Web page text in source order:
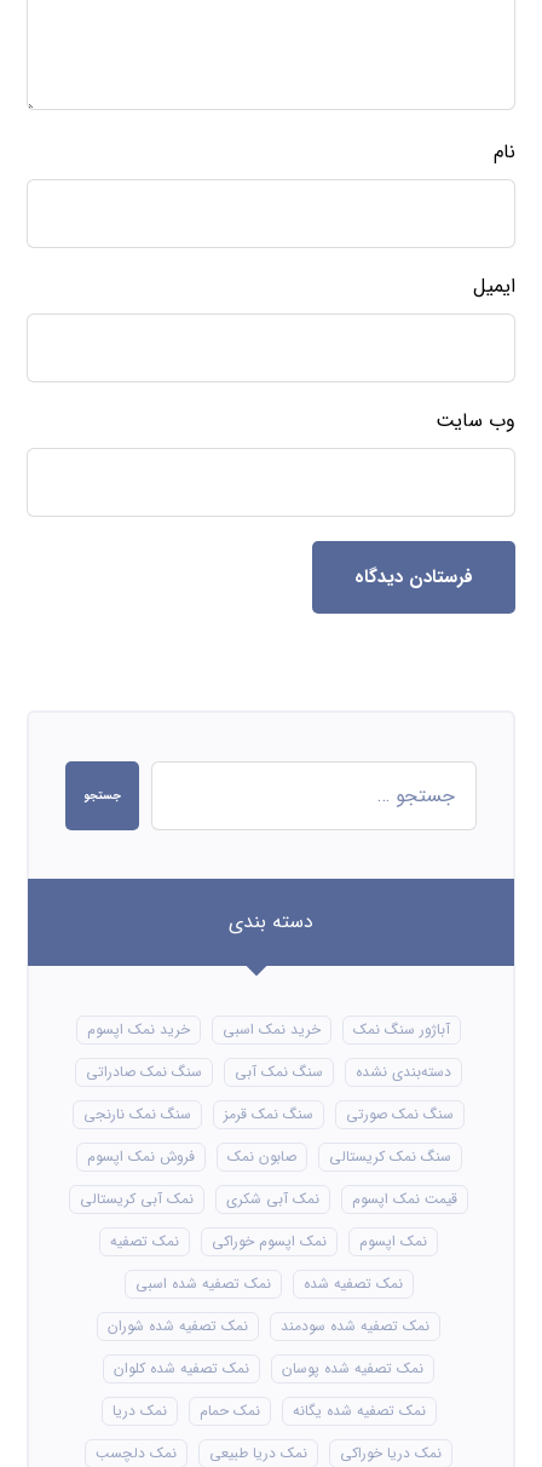
نام
ایمیل
وب‌ سایت
فرستادن دیدگاه
جستجو
دسته بندی
آباژور سنگ نمک خرید نمک اسبی
خرید نمک اپسوم
دسته‌بندی نشده
سنگ نمک آبی
سنگ نمک صادراتی
سنگ نمک صورتی
سنگ نمک قرمز
سنگ نمک نارنجی
سنگ نمک کریستالی
صابون نمک
فروش نمک اپسوم
قیمت نمک اپسوم
نمک آبی شکری
نمک آبی کریستالی
نمک اپسوم
نمک اپسوم خوراکی
نمک تصفیه
نمک تصفیه شده
نمک تصفیه شده اسبی
نمک تصفیه شده سودمند
نمک تصفیه شده شوران
نمک تصفیه شده پوسان
نمک تصفیه شده کلوان
نمک تصفیه شده یگانه
نمک حمام
نمک دریا
نمک دریا خوراکی
نمک دریا طبیعی
نمک دلچسب